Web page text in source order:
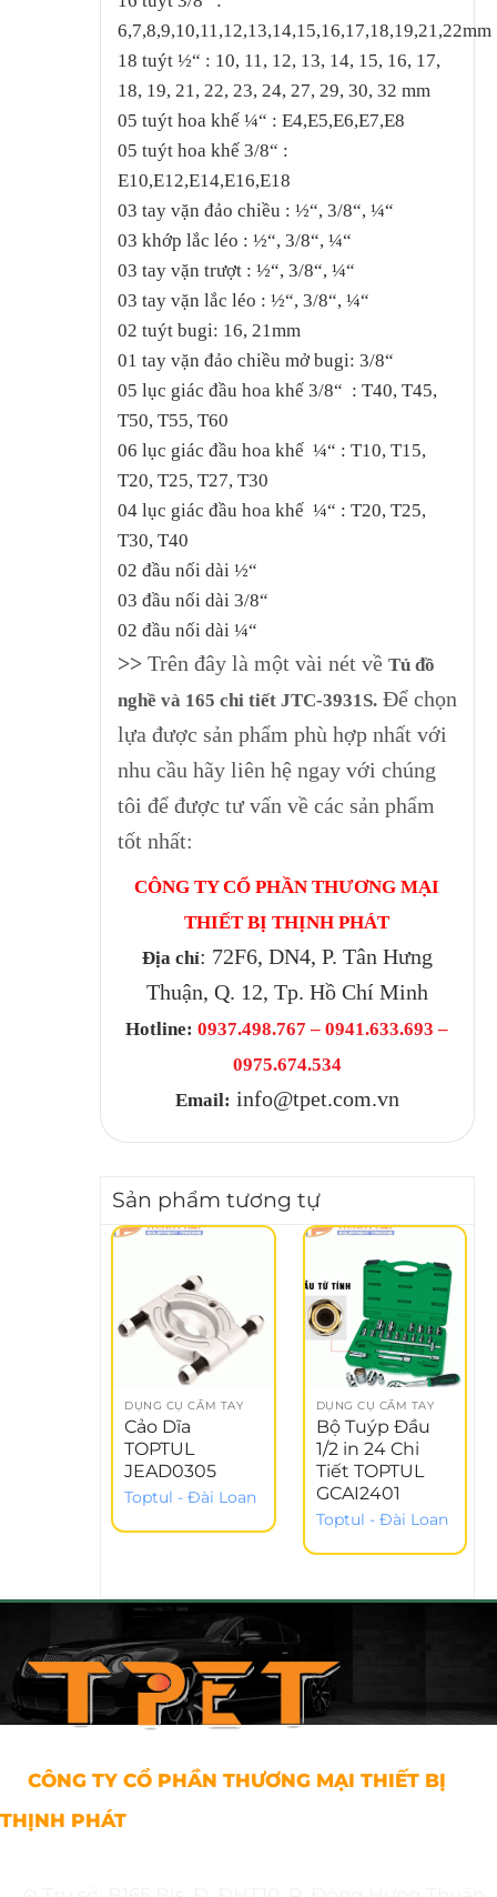
6,7,8,9,10,11,12,13,14,15,16,17,18,19,21,22mm
18 tuýt ½“ : 10, 11, 12, 13, 14, 15, 16, 17,
18, 19, 21, 22, 23, 24, 27, 29, 30, 32 mm
05 tuýt hoa khế ¼“ : E4,E5,E6,E7,E8
05 tuýt hoa khế 3/8“ :
E10,E12,E14,E16,E18
03 tay vặn đảo chiều : ½“, 3/8“, ¼“
03 khớp lắc léo : ½“, 3/8“, ¼“
03 tay vặn trượt : ½“, 3/8“, ¼“
03 tay vặn lắc léo : ½“, 3/8“, ¼“
02 tuýt bugi: 16, 21mm
01 tay vặn đảo chiều mở bugi: 3/8“
05 lục giác đầu hoa khế 3/8“ : T40, T45,
T50, T55, T60
06 lục giác đầu hoa khế ¼“ : T10, T15,
T20, T25, T27, T30
04 lục giác đầu hoa khế ¼“ : T20, T25,
T30, T40
02 đầu nối dài ½“
03 đầu nối dài 3/8“
02 đầu nối dài ¼“
>>Trên đây là một vài nét về Tủ đồ
nghề và 165 chi tiết JTC-3931S.Để chọn
lựa được sản phẩm phù hợp nhất với
nhu cầu hãy liên hệ ngay với chúng
tôi để được tư vấn về các sản phẩm
tốt nhất:
CÔNG TY CỔ PHẦN THƯƠNG MẠI
THIẾT BỊ THỊNH PHÁT
Địa chỉ: 72F6, DN4, P. Tân Hưng
Thuận, Q. 12, Tp. Hồ Chí Minh
Hotline: 0937.498.767 – 0941.633.693 –
0975.674.534
Email: info@tpet.com.vn
Sản phẩm tương tự
DỤNG CỤ CẦM TAY
Cảo Dĩa
TOPTUL
JEAD0305
Toptul - Đài Loan
DỤNG CỤ CẦM TAY
Bộ Tuýp Đầu
1/2 in 24 Chi
Tiết TOPTUL
GCAI2401
Toptul - Đài Loan
CÔNG TY CỔ PHẦN THƯƠNG MẠI THIẾT BỊ
THỊNH PHÁT